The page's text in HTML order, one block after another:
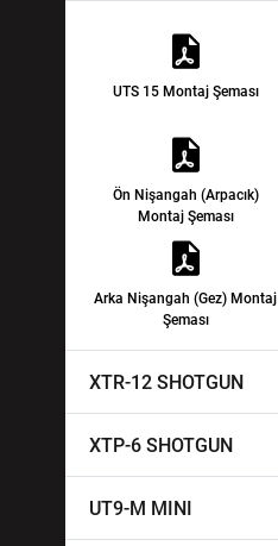
UTS 15 Montaj Şeması
Ön Nişangah (Arpacık)
Montaj Şeması
Arka Nişangah (Gez) Montaj
Şeması
XTR-12 SHOTGUN
XTP-6 SHOTGUN
UT9-M MINI